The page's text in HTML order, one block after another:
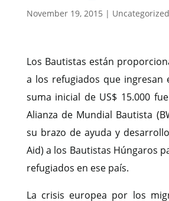
November 19, 2015 | Uncategorized
Los Bautistas están
a los refugiados que ingresan
suma inicial de US$ 15.000
Alianza de Mundial Bautista
su brazo de ayuda y
Aid) a los Bautistas Húngaros
refugiados en ese país.
La crisis europea por los